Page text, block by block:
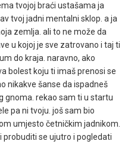
tvojoj braći ustašama ja
tvoj jadni mentalni sklop. a ja
zemlja. ali to ne može da
u kojoj je sve zatrovano i taj ti
do kraja. naravno, ako
bolest koju ti imaš prenosi se
nikakve šanse da ispadneš
gnoma. rekao sam ti u startu
pa ni tvoju. još sam bio
umjesto četničkim jadnikom.
probuditi se ujutro i pogledati